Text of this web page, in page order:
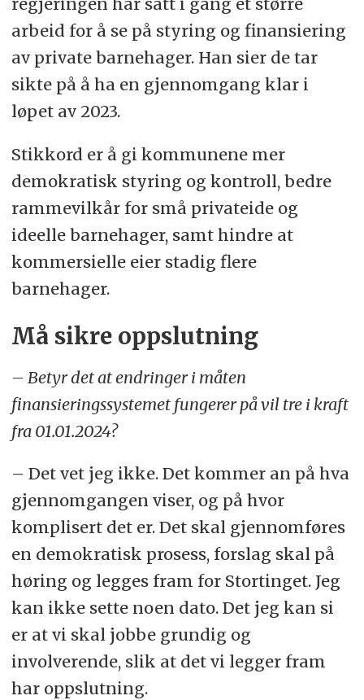
arbeid for å se på styring og finansiering
av private barnehager. Han sier de tar
sikte på å ha en gjennomgang klar i
løpet av 2023.
Stikkord er å gi kommunene mer
demokratisk styring og kontroll, bedre
rammevilkår for små privateide og
ideelle barnehager, samt hindre at
kommersielle eier stadig flere
barnehager.
Må sikre oppslutning
– Betyr det at endringer i måten
finansieringssystemet fungerer på vil tre i kraft
fra 01.01.2024?
– Det vet jeg ikke. Det kommer an på hva
gjennomgangen viser, og på hvor
komplisert det er. Det skal gjennomføres
en demokratisk prosess, forslag skal på
høring og legges fram for Stortinget. Jeg
kan ikke sette noen dato. Det jeg kan si
er at vi skal jobbe grundig og
involverende, slik at det vi legger fram
har oppslutning.